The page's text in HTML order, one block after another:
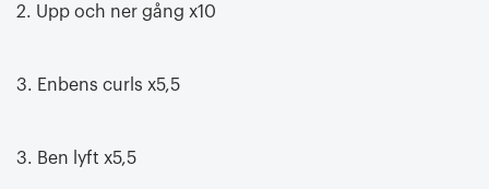
2. Upp och ner gång x10
3. Enbens curls x5,5
3. Ben lyft x5,5